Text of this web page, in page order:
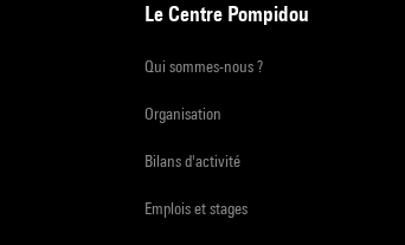
Le Centre Pompidou
Qui sommes-nous ?
Organisation
Bilans d'activité
Emplois et stages